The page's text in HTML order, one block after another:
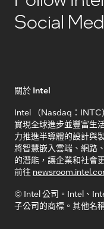
Social
關於 Intel
Intel （Nasdaq：INTC
實現全球進步並豐富生
力推進半導體的設計與
將智慧嵌入雲端、網路
的潛能，讓企業和社會
前往
© Intel 公司。Intel、
子公司的商標。其他名